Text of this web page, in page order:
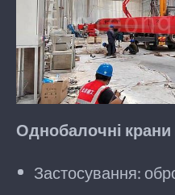
Однобалочні крани
Застосування: